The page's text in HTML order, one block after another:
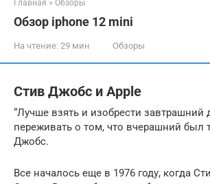
Главная » Обзоры
Обзор iphone 12 mini
На чтение: 29 мин Обзоры
Стив Джобс и Apple
“Лучше взять и изобрести завтрашний
переживать о том, что вчерашний был
Джобс.
Все началось еще в 1976 году, когда